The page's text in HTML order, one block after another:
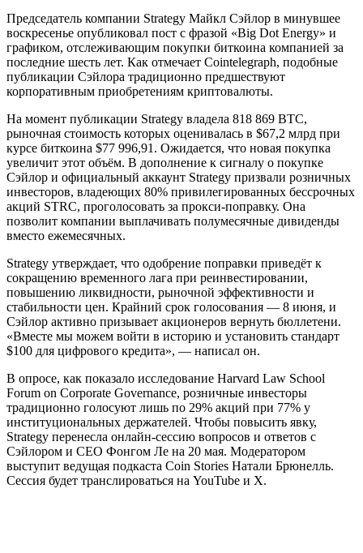
Председатель компании Strategy Майкл Сэйлор в минувшее
воскресенье опубликовал пост с фразой «Big Dot Energy» и
графиком, отслеживающим покупки биткоина компанией за
последние шесть лет. Как отмечает Cointelegraph, подобные
публикации Сэйлора традиционно предшествуют
корпоративным приобретениям криптовалюты.
На момент публикации Strategy владела 818 869 BTC,
рыночная стоимость которых оценивалась в $67,2 млрд при
курсе биткоина $77 996,91. Ожидается, что новая покупка
увеличит этот объём. В дополнение к сигналу о покупке
Сэйлор и официальный аккаунт Strategy призвали розничных
инвесторов, владеющих 80% привилегированных бессрочных
акций STRC, проголосовать за прокси-поправку. Она
позволит компании выплачивать полумесячные дивиденды
вместо ежемесячных.
Strategy утверждает, что одобрение поправки приведёт к
сокращению временного лага при реинвестировании,
повышению ликвидности, рыночной эффективности и
стабильности цен. Крайний срок голосования — 8 июня, и
Сэйлор активно призывает акционеров вернуть бюллетени.
«Вместе мы можем войти в историю и установить стандарт
$100 для цифрового кредита», — написал он.
В опросе, как показало исследование Harvard Law School
Forum on Corporate Governance, розничные инвесторы
традиционно голосуют лишь по 29% акций при 77% у
институциональных держателей. Чтобы повысить явку,
Strategy перенесла онлайн-сессию вопросов и ответов с
Сэйлором и CEO Фонгом Ле на 20 мая. Модератором
выступит ведущая подкаста Coin Stories Натали Брюнелль.
Сессия будет транслироваться на YouTube и X.